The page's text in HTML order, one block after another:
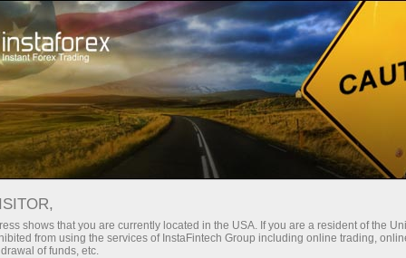
Трейдерам Форекс аналитика
Форекс ТВ
Форекс-видео новости
shows that you are currently located in the USA. If you are a resident of the
from using the services of InstaFintech Group including online trading,
of funds, etc.